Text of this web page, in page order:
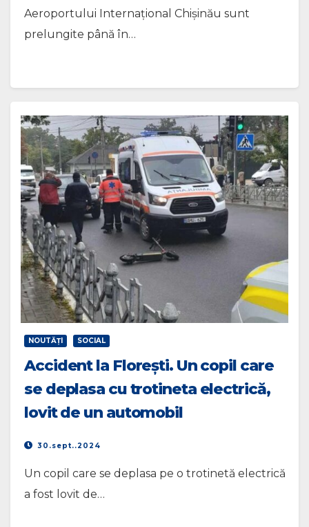
Aeroportului Internațional Chișinău sunt
prelungite până în…
NOUTĂŢI SOCIAL
Accident la Florești. Un copil care
se deplasa cu trotineta electrică,
lovit de un automobil
30.sept..2024
Un copil care se deplasa pe o trotinetă electrică
a fost lovit de…